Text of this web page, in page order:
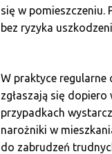
się w pomieszczeniu.
bez ryzyka
W praktyce regularne
zgłaszają się
przypadkach
narożniki w
do zabrudzeń